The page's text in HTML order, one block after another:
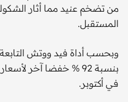
من تضخم عنيد مما أثار
المستقبل.
وبحسب أداة فيد ووتش
في أكتوبر.